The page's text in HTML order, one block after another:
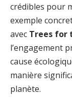
crédibles pour
exemple
avec Trees for
l’engagement
cause
manière
planète.